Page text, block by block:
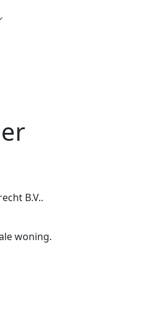
B.V..
woning.